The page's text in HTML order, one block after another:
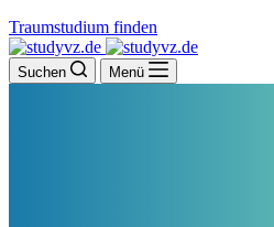
Traumstudium finden
Suchen Menü